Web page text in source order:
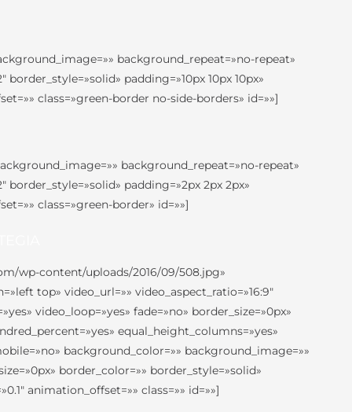
background_repeat=»no-repeat»
padding=»10px 10px 10px»
class=»green-border no-side-borders» id=»»]
background_repeat=»no-repeat»
padding=»2px 2px 2px»
class=»green-border» id=»»]
wp-content/uploads/2016/09/508.jpg»
top» video_url=»» video_aspect_ratio=»16:9″
video_loop=»yes» fade=»no» border_size=»0px»
equal_height_columns=»yes»
background_color=»» background_image=»»
border_color=»» border_style=»solid»
animation_offset=»» class=»» id=»»]